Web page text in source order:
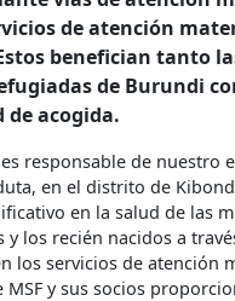
de atención
benefician tanto
de Burundi
acogida.
responsable de nuestro
en el distrito de
en la salud de las
y los recién nacidos a
los servicios de atención
MSF y sus socios